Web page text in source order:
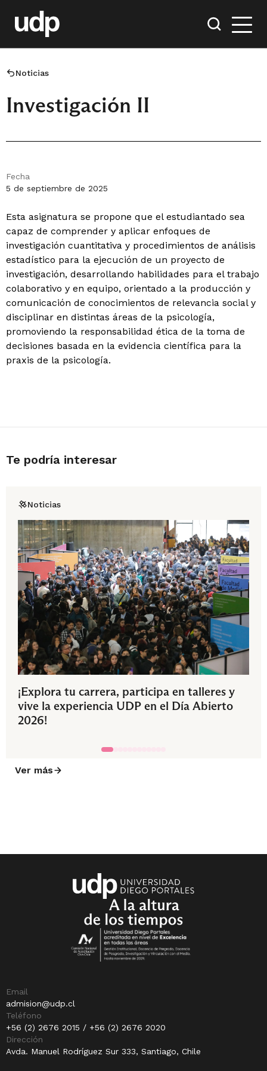
Noticias
Investigación II
Fecha
5 de septiembre de 2025
Esta asignatura se propone que el estudiantado sea
capaz de comprender y aplicar enfoques de
investigación cuantitativa y procedimientos de análisis
estadístico para la ejecución de un proyecto de
investigación, desarrollando habilidades para el trabajo
colaborativo y en equipo, orientado a la producción y
comunicación de conocimientos de relevancia social y
disciplinar en distintas áreas de la psicología,
promoviendo la responsabilidad ética de la toma de
decisiones basada en la evidencia científica para la
praxis de la psicología.
Te podría interesar
Noticias
¡Explora tu carrera, participa en talleres y
vive la experiencia UDP en el Día Abierto
2026!
Ver más
Email
admision@udp.cl
Teléfono
+56 (2) 2676 2015 / +56 (2) 2676 2020
Dirección
Avda. Manuel Rodríguez Sur 333, Santiago, Chile